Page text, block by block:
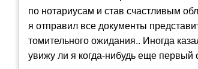
по нотариусам и став счастливым
я отправил все документы
томительного ожидания.. Иногда
увижу ли я когда-нибудь еще